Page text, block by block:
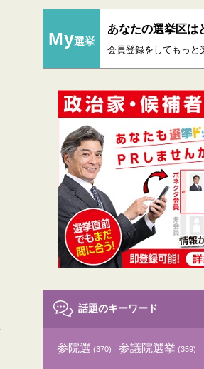
My選挙
あなたの選挙区は
会員登録をしてもっと
話題のキーワード
参院選 (370) 参議院選挙 (359)